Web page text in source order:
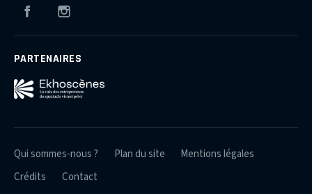
Facebook
PARTENAIRES
Qui sommes-nous ? Plan du site
Mentions légales
Crédits
Contact